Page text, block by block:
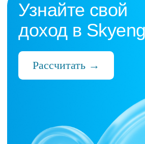
Время
Готовые планы и материалы,
платформа с автопроверкой
поддержка 24/7 и никакой
Деньги
без штрафов и переработок,
условий и неприятных
Уважение к преподавателю и его